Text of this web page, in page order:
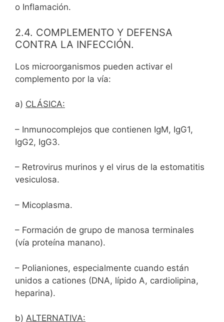
o Inflamación.
2.4. COMPLEMENTO Y DEFENSA
CONTRA LA INFECCIÓN.
Los microorganismos pueden activar el
complemento por la vía:
a) CLÁSICA:
– Inmunocomplejos que contienen IgM, IgG1,
IgG2, IgG3.
– Retrovirus murinos y el virus de la estomatitis
vesiculosa.
– Micoplasma.
– Formación de grupo de manosa terminales
(vía proteína manano).
– Polianiones, especialmente cuando están
unidos a cationes (DNA, lípido A, cardiolipina,
heparina).
b) ALTERNATIVA: